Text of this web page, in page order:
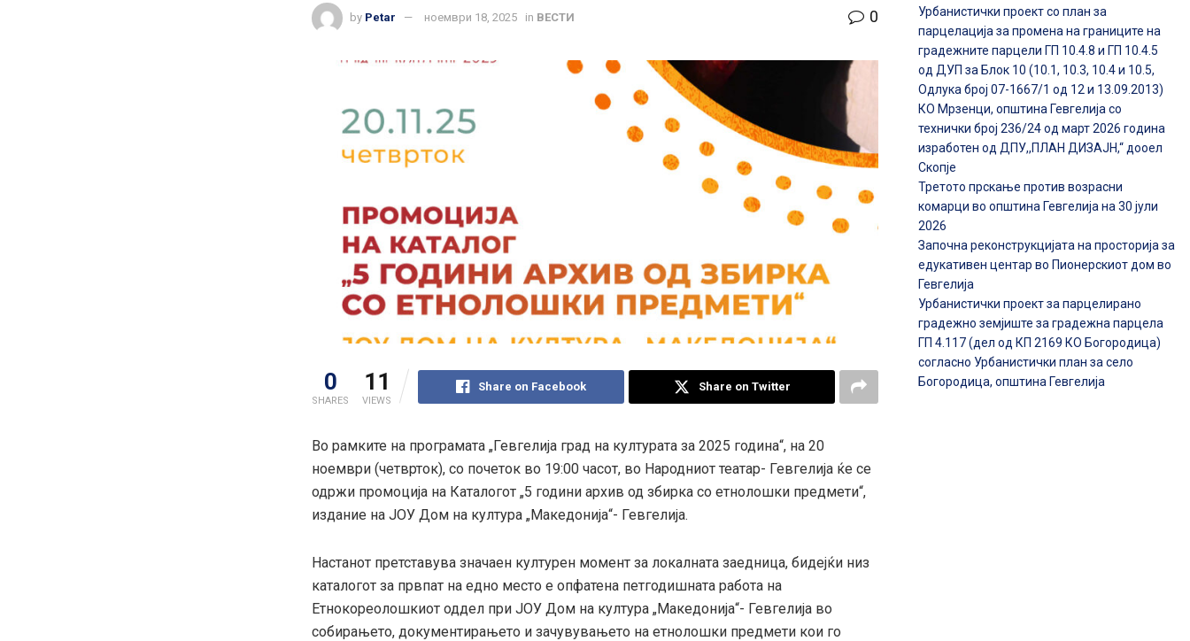
by Petar ноември 18, 2025 in ВЕСТИ 0
0
SHARES
11
VIEWS
Share on Facebook Share on Twitter
Во рамките на програмата „Гевгелија град на културата за 2025 година“, на 20
ноември (четврток), со почеток во 19:00 часот, во Народниот театар- Гевгелија ќе се
одржи промоција на Каталогот „5 години архив од збирка со етнолошки предмети“,
издание на ЈОУ Дом на култура „Македонија“- Гевгелија.
Настанот претставува значаен културен момент за локалната заедница, бидејќи низ
каталогот за првпат на едно место е опфатена петгодишната работа на
Етнокореолошкиот оддел при ЈОУ Дом на култура „Македонија“- Гевгелија во
собирањето, документирањето и зачувувањето на етнолошки предмети кои го
Урбанистички проект со план за
парцелација за промена на границите на
градежните парцели ГП 10.4.8 и ГП 10.4.5
од ДУП за Блок 10 (10.1, 10.3, 10.4 и 10.5,
Одлука број 07-1667/1 од 12 и 13.09.2013)
КО Мрзенци, општина Гевгелија со
технички број 236/24 од март 2026 година
изработен од ДПУ,,ПЛАН ДИЗАЈН,“ дооел
Скопје
Третото прскање против возрасни
комарци во општина Гевгелија на 30 јули
2026
Започна реконструкцијата на просторија за
едукативен центар во Пионерскиот дом во
Гевгелија
Урбанистички проект за парцелирано
градежно земјиште за градежна парцела
ГП 4.117 (дел од КП 2169 КО Богородица)
согласно Урбанистички план за село
Богородица, општина Гевгелија